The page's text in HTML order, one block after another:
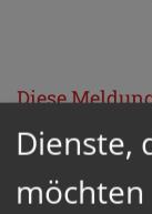
Diese
loggen Sie
Produkt
Dienste,
möchten